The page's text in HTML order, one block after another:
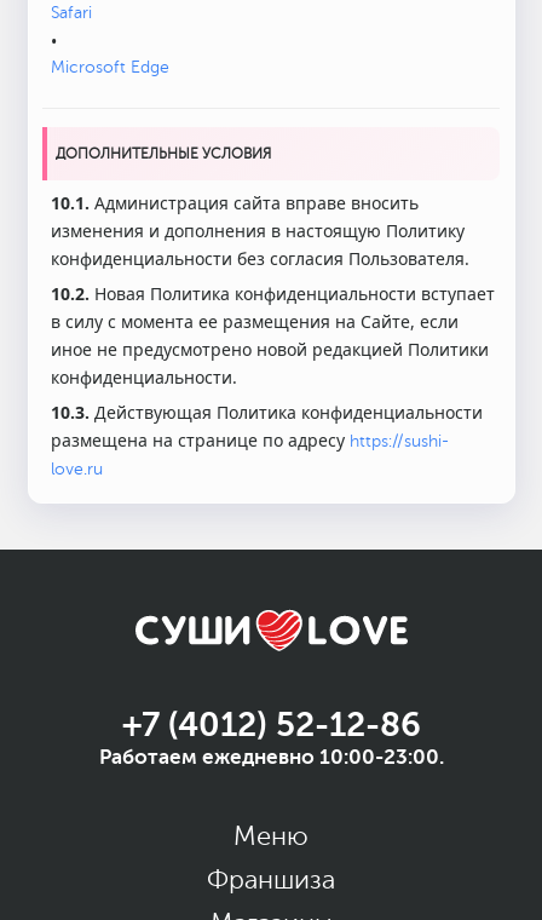
Safari
•
Microsoft Edge
ДОПОЛНИТЕЛЬНЫЕ УСЛОВИЯ
10.1. Администрация сайта вправе вносить
изменения и дополнения в настоящую Политику
конфиденциальности без согласия Пользователя.
10.2. Новая Политика конфиденциальности вступает
в силу с момента ее размещения на Сайте, если
иное не предусмотрено новой редакцией Политики
конфиденциальности.
10.3. Действующая Политика конфиденциальности
размещена на странице по адресу https://sushi-
love.ru
+7 (4012) 52-12-86
Работаем ежедневно 10:00-23:00.
Меню
Франшиза